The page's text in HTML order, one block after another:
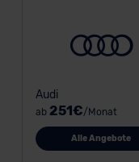
Audi
ab 251€/Monat
Alle Angebote